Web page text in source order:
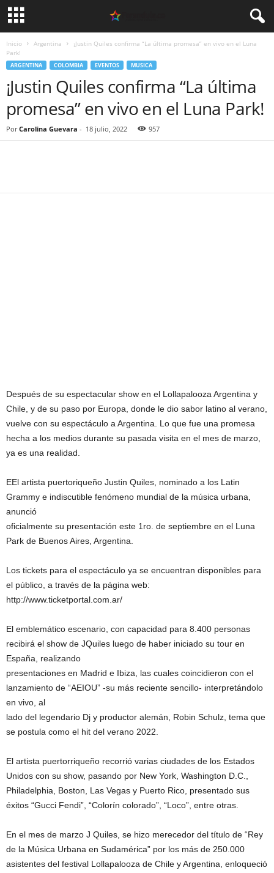
Inicio Argentina
¡Justin Quiles confirma “La última promesa” en vivo en el Luna
Park!
ARGENTINA COLOMBIA EVENTOS MUSICA
¡Justin Quiles confirma “La última
promesa” en vivo en el Luna Park!
Por Carolina Guevara - 18 julio, 2022 957
Después de su espectacular show en el Lollapalooza Argentina y
Chile, y de su paso por Europa, donde le dio sabor latino al verano,
vuelve con su espectáculo a Argentina. Lo que fue una promesa
hecha a los medios durante su pasada visita en el mes de marzo,
ya es una realidad.
EEl artista puertoriqueño Justin Quiles, nominado a los Latin
Grammy e indiscutible fenómeno mundial de la música urbana,
anunció
oficialmente su presentación este 1ro. de septiembre en el Luna
Park de Buenos Aires, Argentina.
Los tickets para el espectáculo ya se encuentran disponibles para
el público, a través de la página web:
http://www.ticketportal.com.ar/
El emblemático escenario, con capacidad para 8.400 personas
recibirá el show de JQuiles luego de haber iniciado su tour en
España, realizando
presentaciones en Madrid e Ibiza, las cuales coincidieron con el
lanzamiento de “AEIOU” -su más reciente sencillo- interpretándolo
en vivo, al
lado del legendario Dj y productor alemán, Robin Schulz, tema que
se postula como el hit del verano 2022.
El artista puertorriqueño recorrió varias ciudades de los Estados
Unidos con su show, pasando por New York, Washington D.C.,
Philadelphia, Boston, Las Vegas y Puerto Rico, presentado sus
éxitos “Gucci Fendi”, “Colorín colorado”, “Loco”, entre otras.
En el mes de marzo J Quiles, se hizo merecedor del título de “Rey
de la Música Urbana en Sudamérica” por los más de 250.000
asistentes del festival Lollapalooza de Chile y Argentina, enloqueció